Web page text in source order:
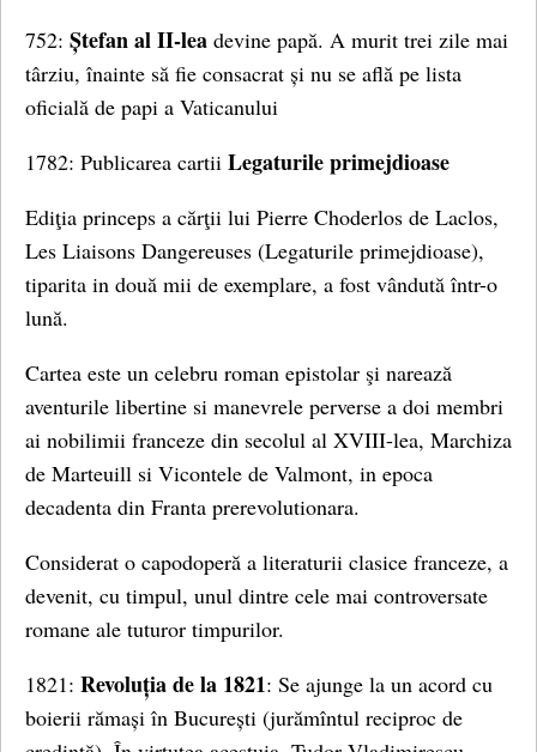
752: Ștefan al II-lea devine papă. A murit trei zile mai
târziu, înainte să fie consacrat și nu se află pe lista
oficială de papi a Vaticanului
1782: Publicarea cartii Legaturile primejdioase
Ediţia princeps a cărţii lui Pierre Choderlos de Laclos,
Les Liaisons Dangereuses (Legaturile primejdioase),
tiparita in două mii de exemplare, a fost vândută într-o
lună.
Cartea este un celebru roman epistolar şi narează
aventurile libertine si manevrele perverse a doi membri
ai nobilimii franceze din secolul al XVIII-lea, Marchiza
de Marteuill si Vicontele de Valmont, in epoca
decadenta din Franta prerevolutionara.
Considerat o capodoperă a literaturii clasice franceze, a
devenit, cu timpul, unul dintre cele mai controversate
romane ale tuturor timpurilor.
1821: Revoluția de la 1821: Se ajunge la un acord cu
boierii rămași în București (jurămîntul reciproc de